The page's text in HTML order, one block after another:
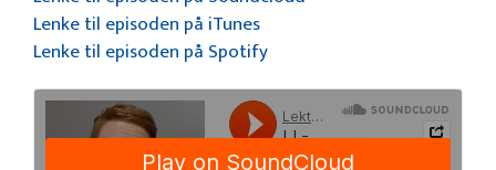
Lenke til episoden på iTunes
Lenke til episoden på Spotify